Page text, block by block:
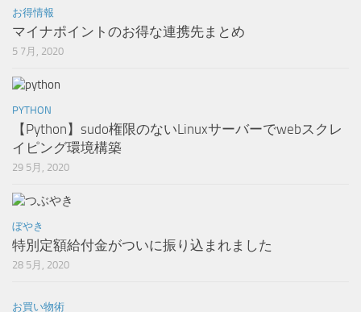
お得情報
マイナポイントのお得な連携先まとめ
5 7月, 2020
PYTHON
【Python】sudo権限のないLinuxサーバーでwebスクレ
イピング環境構築
29 5月, 2020
ぼやき
特別定額給付金がついに振り込まれました
28 5月, 2020
お買い物術